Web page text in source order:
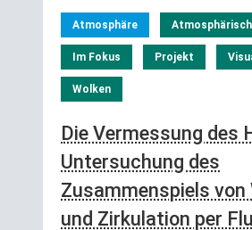
Atmosphäre
Im Fokus Projekt
Wolken
Die Vermessung des
Untersuchung des
Zusammenspiels von
und Zirkulation per